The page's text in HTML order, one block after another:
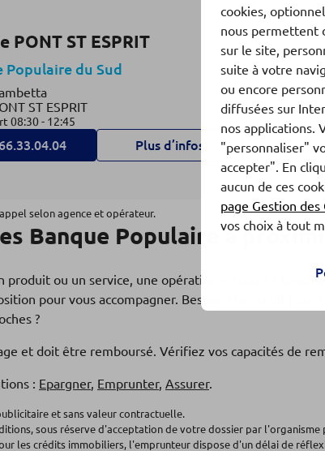
PONT ST ESPRIT
Populaire du Sud
ST ESPRIT
08:30 - 12:45
Plus d’infos
SAINT LAURENT DES
LAURENT DES ARBRES
08:30 - 12:45
Populaire Méditerranée
selon agence et opérateur.
Banque Populaire à
produit ou un service, une opération en cours ?
pour vous accompagner. Besoin d'un crédit
?
et doit être remboursé. Vérifiez vos capacités de
: Epargner, Emprunter, Assurer.
et sans valeur contractuelle.
sous réserve d'acceptation de votre dossier par
les crédits immobiliers, l'emprunteur dispose d'un délai de
cookies,
nous permettent
sur le site,
suite à votre
ou encore
diffusées sur
nos applications.
"personnaliser"
accepter". En
aucun de ces
page Gestion des
vos choix à tout